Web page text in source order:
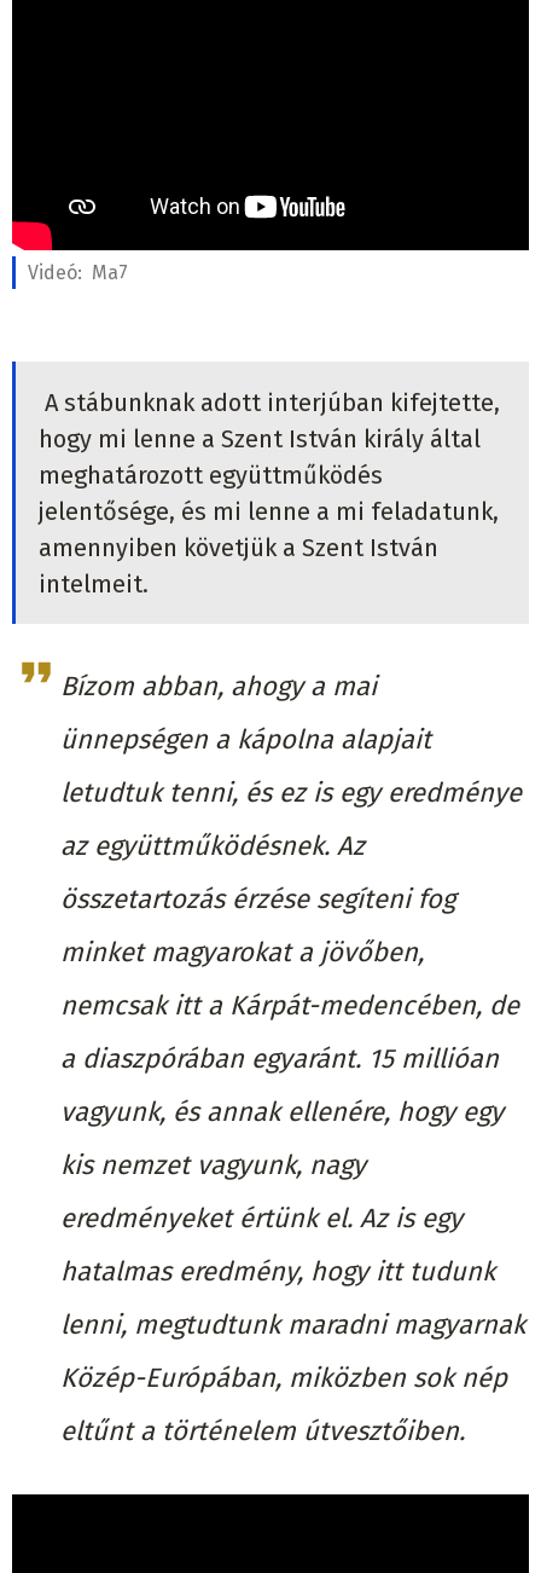
Videó: Ma7
A stábunknak adott interjúban kifejtette,
hogy mi lenne a Szent István király által
meghatározott együttműködés
jelentősége, és mi lenne a mi feladatunk,
amennyiben követjük a Szent István
intelmeit.
Bízom abban, ahogy a mai
ünnepségen a kápolna alapjait
letudtuk tenni, és ez is egy eredménye
az együttműködésnek. Az
összetartozás érzése segíteni fog
minket magyarokat a jövőben,
nemcsak itt a Kárpát-medencében, de
a diaszpórában egyaránt. 15 millióan
vagyunk, és annak ellenére, hogy egy
kis nemzet vagyunk, nagy
eredményeket értünk el. Az is egy
hatalmas eredmény, hogy itt tudunk
lenni, megtudtunk maradni magyarnak
Közép-Európában, miközben sok nép
eltűnt a történelem útvesztőiben.